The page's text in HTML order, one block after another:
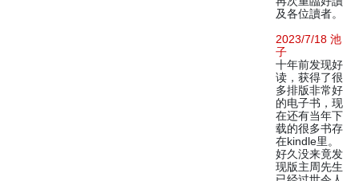
及各位讀者。
2023/7/18 池
子
十年前发现好
读，获得了很
多排版非常好
的电子书，现
在还有当年下
载的很多书存
在kindle里。
好久没来竟发
现版主周先生